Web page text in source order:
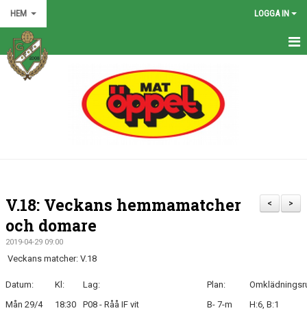
HEM LOGGA IN
HEM
KALENDER
BILDGALLERI
VÅRA LAG
>
<
V.18: Veckans hemmamatcher
och domare
2019-04-29 09:00
Veckans matcher: V.18
Datum: Kl: Lag: Plan:
Mån 29/4
18:30 P08 - Råå IF vit B- 7-m H:6, B:1